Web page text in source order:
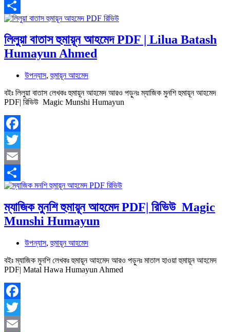
Email
Share
লিলুয়া বাতাস হুমায়ূন আহমেদ PDF | Lilua Batash
Humayun Ahmed
উপন্যাস,হুমায়ূন আহমেদ
বইঃ লিলুয়া বাতাস লেখকঃ হুমায়ূন আহমেদ আরও পড়ুনঃ ম্যাজিক মুনশি হুমায়ূন আহমেদ
PDF| রিভিউ Magic Munshi Humayun
Facebook
Twitter
Email
Share
ম্যাজিক মুনশি হুমায়ূন আহমেদ PDF| রিভিউ Magic
Munshi Humayun
উপন্যাস,হুমায়ূন আহমেদ
বইঃ ম্যাজিক মুনশি লেখকঃ হুমায়ূন আহমেদ আরও পড়ুনঃ মাতাল হাওয়া হুমায়ূন আহমেদ
PDF| Matal Hawa Humayun Ahmed
Facebook
Twitter